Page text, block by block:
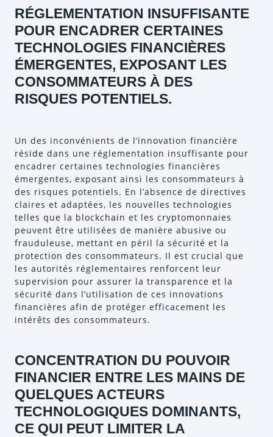
RÉGLEMENTATION INSUFFISANTE
POUR ENCADRER CERTAINES
TECHNOLOGIES FINANCIÈRES
ÉMERGENTES, EXPOSANT LES
CONSOMMATEURS À DES
RISQUES POTENTIELS.
Un des inconvénients de l’innovation financière
réside dans une réglementation insuffisante pour
encadrer certaines technologies financières
émergentes, exposant ainsi les consommateurs à
des risques potentiels. En l’absence de directives
claires et adaptées, les nouvelles technologies
telles que la blockchain et les cryptomonnaies
peuvent être utilisées de manière abusive ou
frauduleuse, mettant en péril la sécurité et la
protection des consommateurs. Il est crucial que
les autorités réglementaires renforcent leur
supervision pour assurer la transparence et la
sécurité dans l’utilisation de ces innovations
financières afin de protéger efficacement les
intérêts des consommateurs.
CONCENTRATION DU POUVOIR
FINANCIER ENTRE LES MAINS DE
QUELQUES ACTEURS
TECHNOLOGIQUES DOMINANTS,
CE QUI PEUT LIMITER LA